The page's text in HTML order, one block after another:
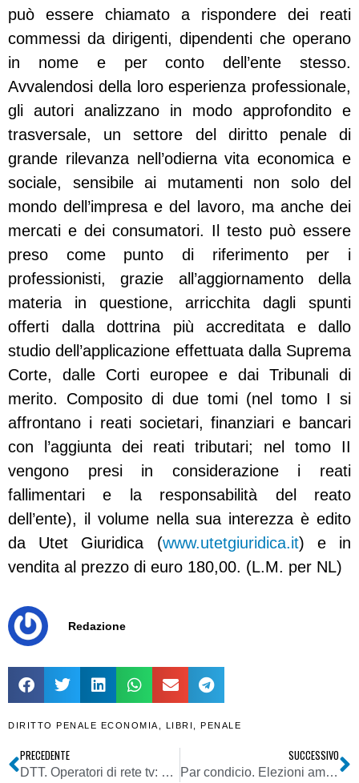
può essere chiamato a rispondere dei reati
commessi da dirigenti, dipendenti che operano
in nome e per conto dell’ente stesso.
Avvalendosi della loro esperienza professionale,
gli autori analizzano in modo approfondito e
trasversale, un settore del diritto penale di
grande rilevanza nell’odierna vita economica e
sociale, sensibile ai mutamenti non solo del
mondo dell’impresa e del lavoro, ma anche dei
mercati e dei consumatori. Il testo può essere
preso come punto di riferimento per i
professionisti, grazie all’aggiornamento della
materia in questione, arricchita dagli spunti
offerti dalla dottrina più accreditata e dallo
studio dell’applicazione effettuata dalla Suprema
Corte, dalle Corti europee e dai Tribunali di
merito. Composito di due tomi (nel tomo I si
affrontano i reati societari, finanziari e bancari
con l’aggiunta dei reati tributari; nel tomo II
vengono presi in considerazione i reati
fallimentari e la responsabilità del reato
dell’ente), il volume nella sua interezza è edito
da Utet Giuridica (www.utetgiuridica.it) e in
vendita al prezzo di euro 180,00. (L.M. per NL)
Redazione
DIRITTO PENALE ECONOMIA LIBRI PENALE
PRECEDENTE
DTT. Operatori di rete tv: nuovi importi dei contributi per l’uso delle frequenze digitali
SUCCESSIVO
Par condicio. Elezioni amministrative 11/06/2017: da mezzanotte 26/05 stop a sondaggi su elezioni